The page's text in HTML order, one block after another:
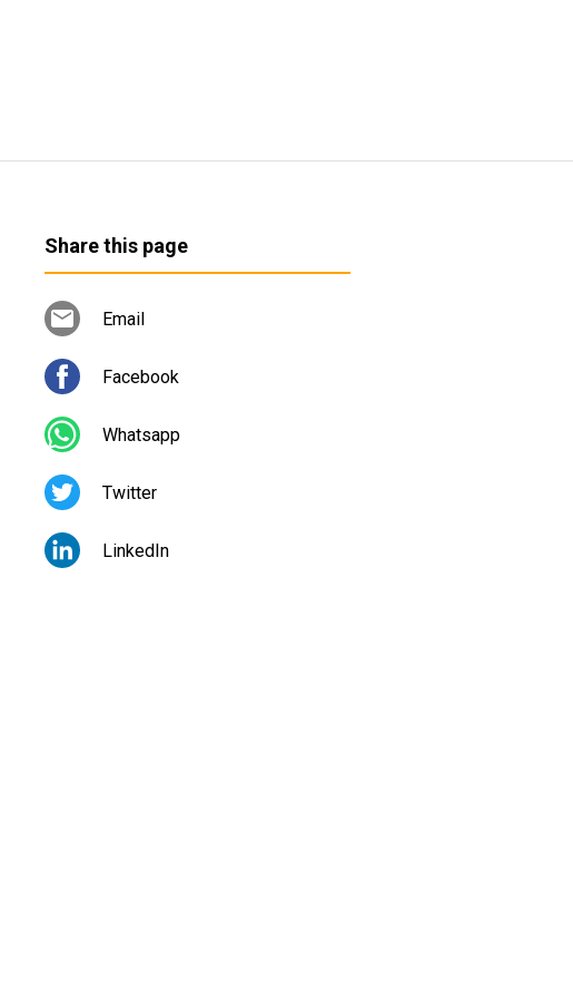
Share this page
Email
Facebook
Whatsapp
Twitter
LinkedIn